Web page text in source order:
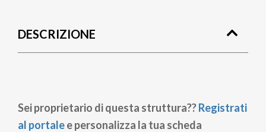
pane
DESCRIZIONE
Sei proprietario di questa struttura??Registrati
al portalee personalizza la tua scheda